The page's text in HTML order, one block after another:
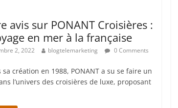
avis sur PONANT Croisières :
en mer à la française
2, 2022 blogtelemarketing 0 Comments
sa création en 1988, PONANT a su se faire un
l’univers des croisières de luxe, proposant